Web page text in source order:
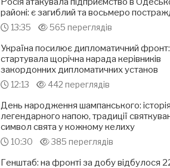
районі: є загиблий та восьмеро
13:35 565 переглядів
Україна посилює дипломатичний фронт:
стартувала щорічна нарада керівників
закордонних дипломатичних установ
12:13 442 переглядів
День народження шампанського: історія
легендарного напою, традиції
символ свята у кожному келиху
10:30 385 переглядів
Генштаб: на фронті за добу відбулося